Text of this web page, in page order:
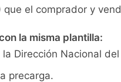
el comprador y
la misma plantilla:
Dirección Nacional
precarga.